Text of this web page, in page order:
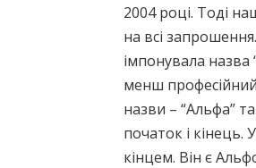
2004 році. Тоді
на всі
імпонувала назва
менш
назви – “Альфа”
початок і кінець.
кінцем. Він є